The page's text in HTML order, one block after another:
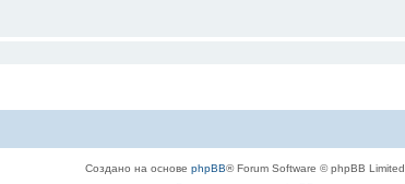
Создано на основе phpBB® Forum Software © phpBB Limited